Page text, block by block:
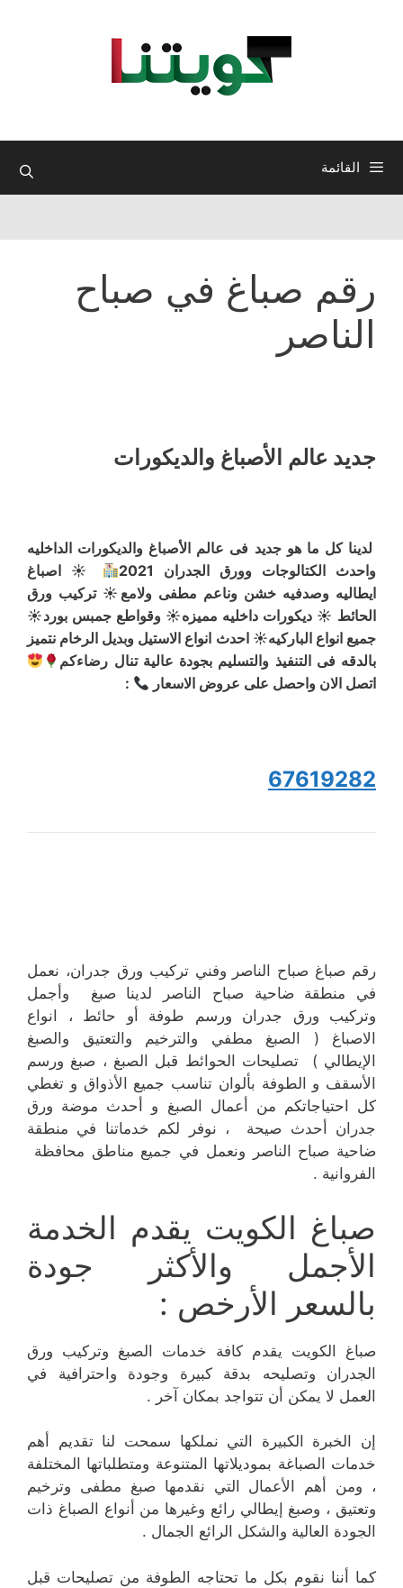
القائمة
رقم صباغ في صباح
الناصر
جديد عالم الأصباغ والديكورات
لدينا كل ما هو جديد فى عالم الأصباغ والديكورات الداخليه
واحدث الكتالوجات وورق الجدران 2021
☀ اصباغ
ايطاليه وصدفيه خشن وناعم مطفى ولامع☀ تركيب ورق
الحائط ☀ ديكورات داخليه مميزه☀ وقواطع جمبس بورد☀
جميع انواع الباركيه☀ احدث انواع الاستيل وبديل الرخام نتميز
بالدقه فى التنفيذ والتسليم بجودة عالية تنال رضاءكم
اتصل الان واحصل على عروض الاسعار
:
67619282
رقم صباغ صباح الناصر وفني تركيب ورق جدران، نعمل
في منطقة ضاحية صباح الناصر لدينا صبغ وأجمل
وتركيب ورق جدران ورسم طوفة أو حائط ، انواع
الاصباغ ( الصبغ مطفي والترخيم والتعتيق والصبغ
الإيطالي ) تصليحات الحوائط قبل الصبغ ، صبغ ورسم
الأسقف و الطوفة بألوان تناسب جميع الأذواق و تغطي
كل احتياجاتكم من أعمال الصبغ و أحدث موضة ورق
جدران أحدث صيحة ، نوفر لكم خدماتنا في منطقة
ضاحية صباح الناصر ونعمل في جميع مناطق محافظة
الفروانية .
صباغ الكويت يقدم الخدمة
الأجمل والأكثر جودة
بالسعر الأرخص :
صباغ الكويت يقدم كافة خدمات الصبغ وتركيب ورق
الجدران وتصليحه بدقة كبيرة وجودة واحترافية في
العمل لا يمكن أن تتواجد بمكان آخر .
إن الخبرة الكبيرة التي نملكها سمحت لنا تقديم أهم
خدمات الصباغة بموديلاتها المتنوعة ومتطلباتها المختلفة
، ومن أهم الأعمال التي نقدمها صبغ مطفى وترخيم
وتعتيق ، وصبغ إيطالي رائع وغيرها من أنواع الصباغ ذات
الجودة العالية والشكل الرائع الجمال .
كما أننا نقوم بكل ما تحتاجه الطوفة من تصليحات قبل